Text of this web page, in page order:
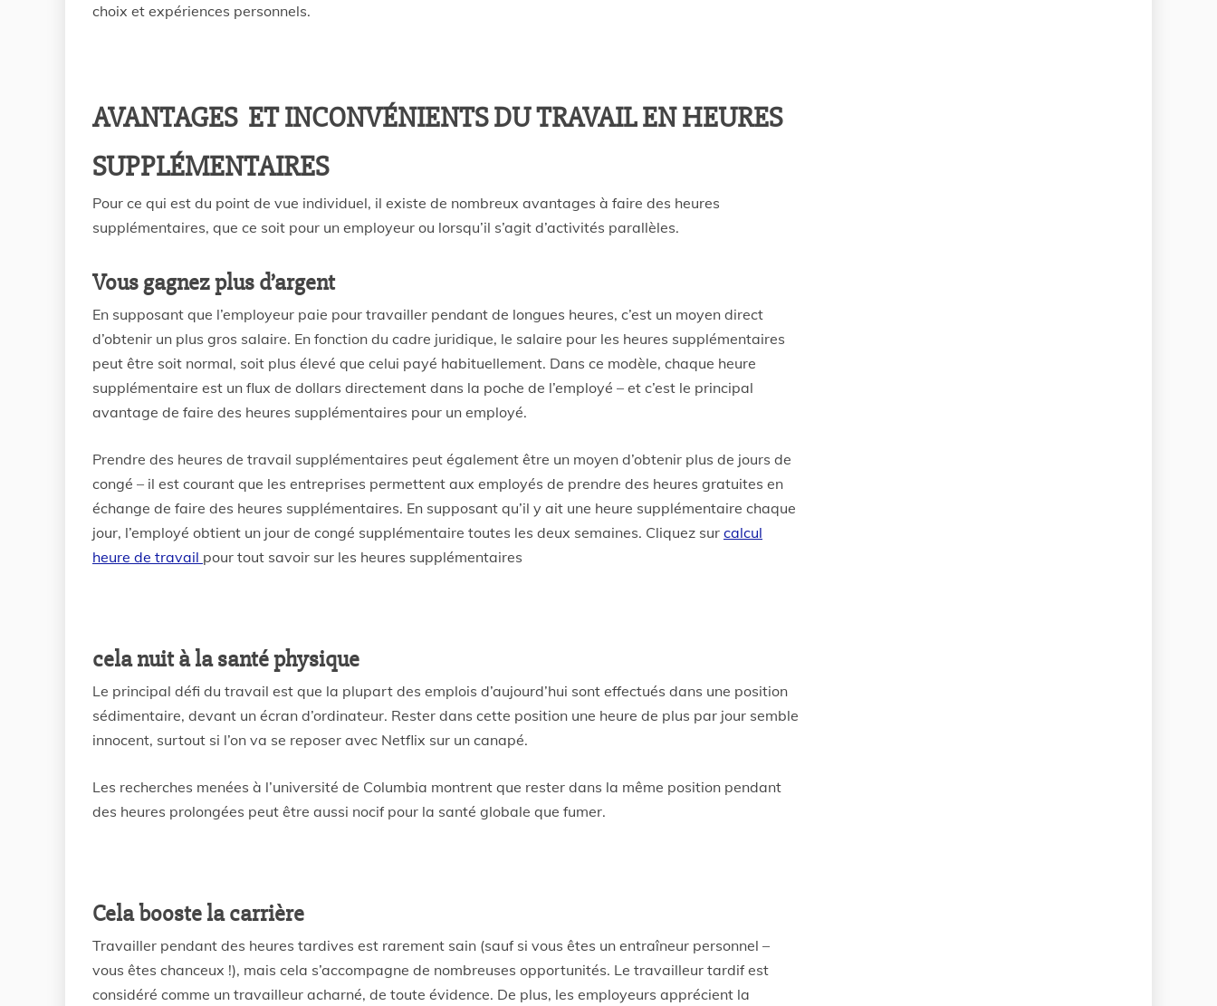
choix et expériences personnels.
AVANTAGES ET INCONVÉNIENTS DU TRAVAIL EN HEURES
SUPPLÉMENTAIRES
Pour ce qui est du point de vue individuel, il existe de nombreux avantages à faire des heures
supplémentaires, que ce soit pour un employeur ou lorsqu’il s’agit d’activités parallèles.
Vous gagnez plus d’argent
En supposant que l’employeur paie pour travailler pendant de longues heures, c’est un moyen direct
d’obtenir un plus gros salaire. En fonction du cadre juridique, le salaire pour les heures supplémentaires
peut être soit normal, soit plus élevé que celui payé habituellement. Dans ce modèle, chaque heure
supplémentaire est un flux de dollars directement dans la poche de l’employé – et c’est le principal
avantage de faire des heures supplémentaires pour un employé.
Prendre des heures de travail supplémentaires peut également être un moyen d’obtenir plus de jours de
congé – il est courant que les entreprises permettent aux employés de prendre des heures gratuites en
échange de faire des heures supplémentaires. En supposant qu’il y ait une heure supplémentaire chaque
jour, l’employé obtient un jour de congé supplémentaire toutes les deux semaines. Cliquez sur calcul
heure de travail pour tout savoir sur les heures supplémentaires
cela nuit à la santé physique
Le principal défi du travail est que la plupart des emplois d’aujourd’hui sont effectués dans une position
sédimentaire, devant un écran d’ordinateur. Rester dans cette position une heure de plus par jour semble
innocent, surtout si l’on va se reposer avec Netflix sur un canapé.
Les recherches menées à l’université de Columbia montrent que rester dans la même position pendant
des heures prolongées peut être aussi nocif pour la santé globale que fumer.
Cela booste la carrière
Travailler pendant des heures tardives est rarement sain (sauf si vous êtes un entraîneur personnel –
vous êtes chanceux !), mais cela s’accompagne de nombreuses opportunités. Le travailleur tardif est
considéré comme un travailleur acharné, de toute évidence. De plus, les employeurs apprécient la